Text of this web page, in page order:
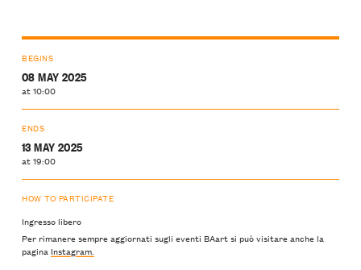
BEGINS
08 MAY 2025
at 10:00
ENDS
13 MAY 2025
at 19:00
HOW TO PARTICIPATE
Ingresso libero
Per rimanere sempre aggiornati sugli eventi BAart si può visitare anche la
pagina Instagram.